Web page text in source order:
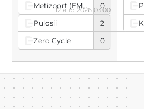
Metizport (EMEA team)
0
Pulosii
2
Zero Cycle
0
12 апр 2026 03:00